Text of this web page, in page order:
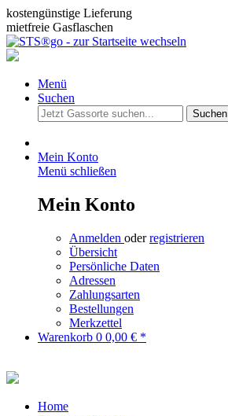
kostengünstige Lieferung
mietfreie Gasflaschen
Menü
Suchen
Suchen
Mein Konto
Menü schließen
Mein Konto
Anmelden oderregistrieren
Übersicht
Persönliche Daten
Adressen
Zahlungsarten
Bestellungen
Merkzettel
Warenkorb 0 0,00 € *
Home